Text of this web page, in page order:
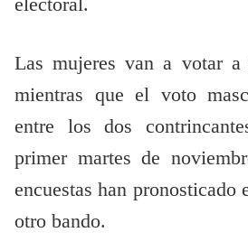
electoral.
Las mujeres van a votar
mientras que el voto
entre los dos
primer martes de
encuestas han
otro bando.